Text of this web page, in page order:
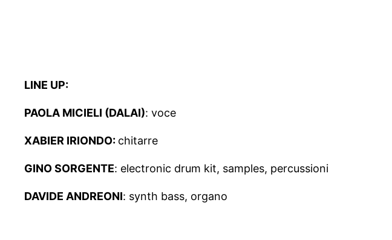
LINE UP:
PAOLA MICIELI (DALAI): voce
XABIER IRIONDO: chitarre
GINO SORGENTE: electronic drum kit, samples, percussioni
DAVIDE ANDREONI: synth bass, organo